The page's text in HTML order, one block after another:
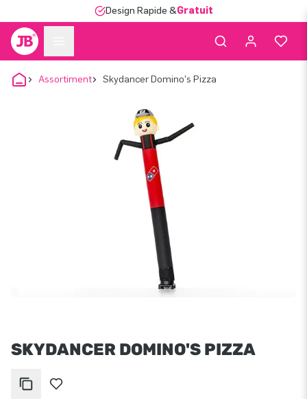
Design Rapide &Gratuit
Assortiment Skydancer Domino's Pizza
SKYDANCER DOMINO'S PIZZA